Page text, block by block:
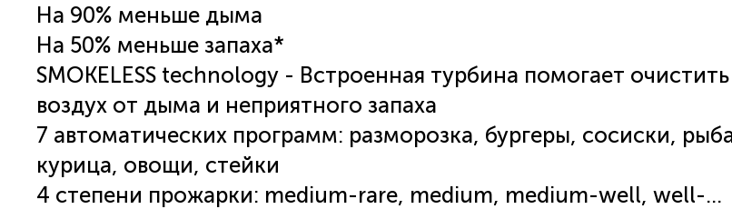
На 90% меньше дыма
На 50% меньше запаха*
SMOKELESS technology - Встроенная турбина помогает очистить
воздух от дыма и неприятного запаха
7 автоматических программ: разморозка, бургеры, сосиски,
курица, овощи, стейки
4 степени прожарки: medium-rare, medium, medium-well, well-